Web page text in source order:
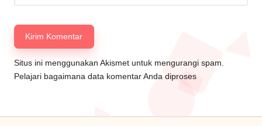
Situs ini menggunakan Akismet untuk mengurangi spam.
Pelajari bagaimana data komentar Anda diproses